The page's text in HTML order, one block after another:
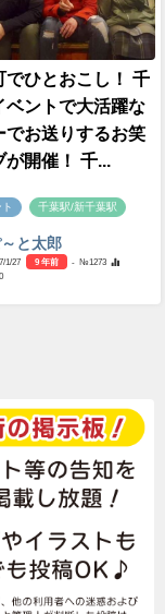
でひとおこし！ 千
ベントで大活躍な
でお送りするお笑
が開催！ 千...
千葉駅/新千葉駅
と太郎
1/27 9 年前
- №1273